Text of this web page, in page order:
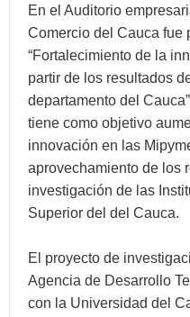
En el Auditorio
Comercio del Cauca fue
“Fortalecimiento de la
partir de los resultados
departamento del Cauca”
tiene como objetivo
innovación en las
aprovechamiento de los
investigación de las
Superior del del Cauca.
El proyecto de
Agencia de Desarrollo
con la Universidad del